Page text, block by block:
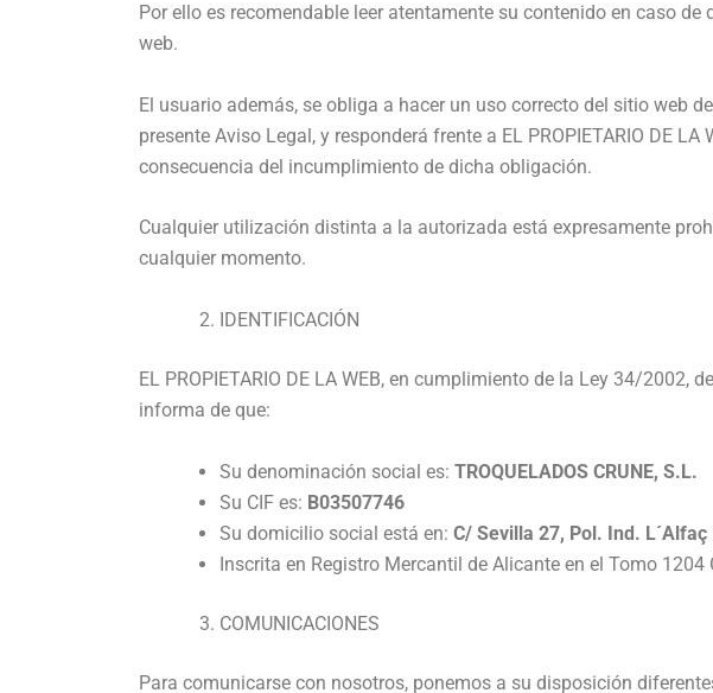
Por ello es recomendable leer atentamente su contenido en caso
web.
El usuario además, se obliga a hacer un uso correcto del sitio web
presente Aviso Legal, y responderá frente a EL PROPIETARIO DE
consecuencia del incumplimiento de dicha obligación.
Cualquier utilización distinta a la autorizada está expresamente
cualquier momento.
IDENTIFICACIÓN
EL PROPIETARIO DE LA WEB, en cumplimiento de la Ley 34/
informa de que:
Su denominación social es: TROQUELADOS CRUNE, S.L.
Su CIF es: B03507746
Su domicilio social está en: C/ Sevilla 27, Pol. Ind.
Inscrita en Registro Mercantil de Alicante en el Tomo
COMUNICACIONES
Para comunicarse con nosotros, ponemos a su disposición